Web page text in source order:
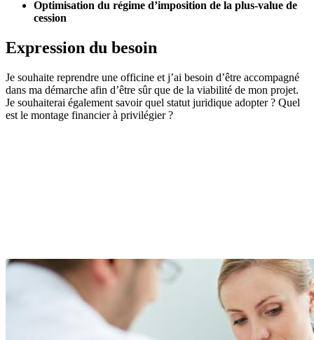
Optimisation du régime d’imposition de la plus-value de
cession
Expression du besoin
Je souhaite reprendre une officine et j’ai besoin d’être accompagné
dans ma démarche afin d’être sûr que de la viabilité de mon projet.
Je souhaiterai également savoir quel statut juridique adopter ? Quel
est le montage financier à privilégier ?